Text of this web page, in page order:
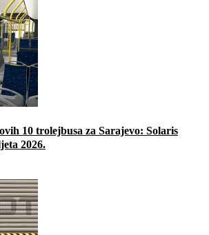
10 trolejbusa za Sarajevo: Solaris
2026.